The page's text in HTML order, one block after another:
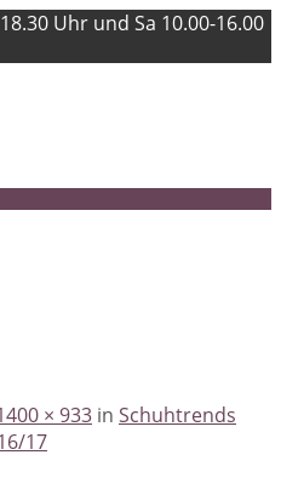
Uhr und Sa 10.00-16.00
× 933 in Schuhtrends
17